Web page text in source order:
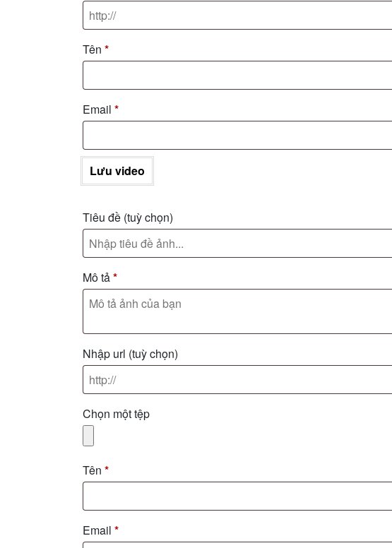
Tên *
Email *
Lưu video
Tiêu đề (tuỳ chọn)
Mô tả*
Nhập url (tuỳ chọn)
Chọn một tệp
Tên *
Email *